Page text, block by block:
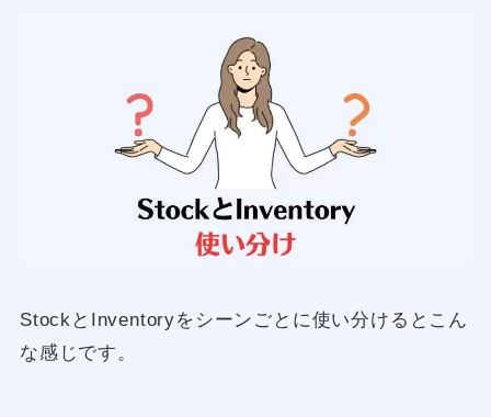
StockとInventoryをシーンごとに使い分けるとこん
な感じです。